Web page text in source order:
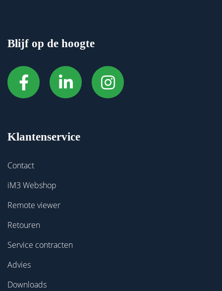
Blijf op de hoogte
Klantenservice
Contact
iM3 Webshop
Remote viewer
Retouren
Service contracten
Advies
Downloads